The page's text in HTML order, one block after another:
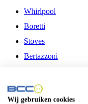
Whirlpool
Boretti
Stoves
Bertazzoni
Fitelli
Wij gebruiken cookies